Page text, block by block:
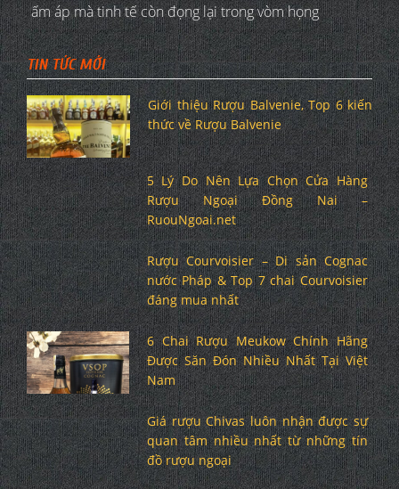
ấm áp mà tinh tế còn đọng lại trong vòm họng
TIN TỨC MỚI
Giới thiệu Rượu Balvenie, Top 6 kiến
thức về Rượu Balvenie
5 Lý Do Nên Lựa Chọn Cửa Hàng
Rượu Ngoại Đồng Nai –
RuouNgoai.net
Rượu Courvoisier – Di sản Cognac
nước Pháp & Top 7 chai Courvoisier
đáng mua nhất
6 Chai Rượu Meukow Chính Hãng
Được Săn Đón Nhiều Nhất Tại Việt
Nam
Giá rượu Chivas luôn nhận được sự
quan tâm nhiều nhất từ những tín
đồ rượu ngoại